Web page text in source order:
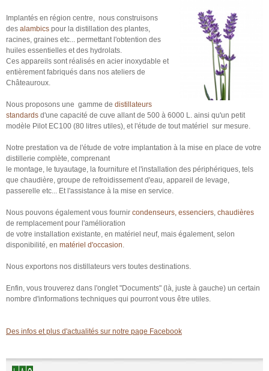
Implantés en région centre, nous construisons
des alambics pour la distillation des plantes,
racines, graines etc... permettant l'obtention des
huiles essentielles et des hydrolats.
Ces appareils sont réalisés en acier inoxydable et
entièrement fabriqués dans nos ateliers de
Châteauroux.
Nous proposons une gamme de distillateurs
standards d'une capacité de cuve allant de 500 à 6000 L. ainsi qu'un petit
modèle Pilot EC100 (80 litres utiles), et l'étude de tout matériel sur mesure.
Notre prestation va de l'étude de votre implantation à la mise en place de votre
distillerie complète, comprenant
le montage, le tuyautage, la fourniture et l'installation des périphériques, tels
que chaudière, groupe de refroidissement d'eau, appareil de levage,
passerelle etc... Et l'assistance à la mise en service.
Nous pouvons également vous fournir condenseurs, essenciers, chaudières
de remplacement pour l'amélioration
de votre installation existante, en matériel neuf, mais également, selon
disponibilité, en matériel d'occasion.
Nous exportons nos distillateurs vers toutes destinations.
Enfin, vous trouverez dans l'onglet "Documents" (là, juste à gauche) un certain
nombre d'informations techniques qui pourront vous être utiles.
Des infos et plus d'actualités sur notre page Facebook